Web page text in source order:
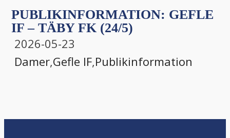
PUBLIKINFORMATION: GEFLE
IF – TÄBY FK (24/5)
2026-05-23
Damer,Gefle IF,Publikinformation